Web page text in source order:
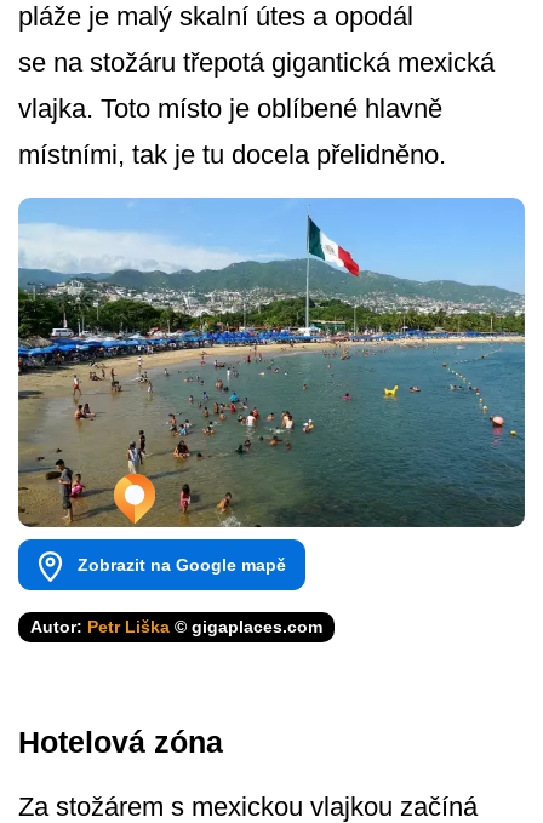
pláže je malý skalní útes a opodál
se na stožáru třepotá gigantická mexická
vlajka. Toto místo je oblíbené hlavně
místními, tak je tu docela přelidněno.
Zobrazit na Google mapě
Autor: Petr Liška © gigaplaces.com
Hotelová zóna
Za stožárem s mexickou vlajkou začíná